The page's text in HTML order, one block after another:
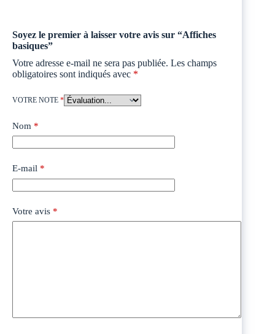
Soyez le premier à laisser votre avis sur “Affiches
basiques”
Votre adresse e-mail ne sera pas publiée. Les champs
obligatoires sont indiqués avec *
VOTRE NOTE *
Nom *
E-mail *
Votre avis *